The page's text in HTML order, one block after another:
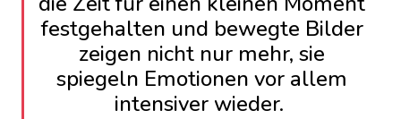
festgehalten und bewegte Bilder
zeigen nicht nur mehr, sie
spiegeln Emotionen vor allem
intensiver wieder.